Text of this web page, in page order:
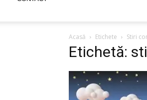
Acasă Etichete Stiri
Etichetă: